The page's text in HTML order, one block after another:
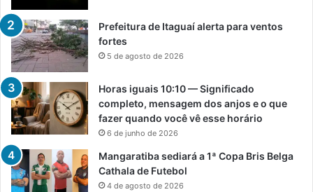
Prefeitura de Itaguaí alerta para ventos
fortes
5 de agosto de 2026
Horas iguais 10:10 — Significado
completo, mensagem dos anjos e o que
fazer quando você vê esse horário
6 de junho de 2026
Mangaratiba sediará a 1ª Copa Bris Belga
Cathala de Futebol
4 de agosto de 2026